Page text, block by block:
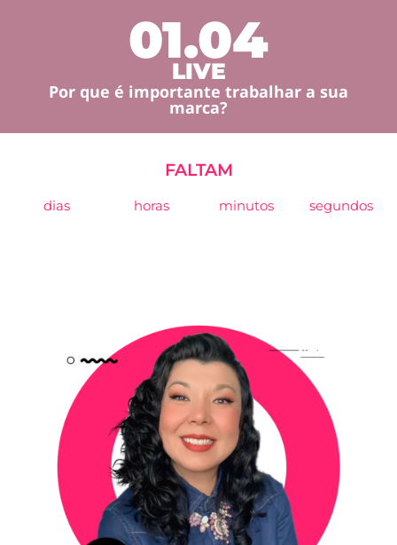
LIVE
Por que é importante trabalhar a sua
marca?
01.04
FALTAM
dias horas minutos segundos